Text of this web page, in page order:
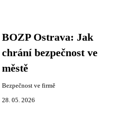
BOZP Ostrava: Jak
chrání bezpečnost ve
městě
Bezpečnost ve firmě
28. 05. 2026